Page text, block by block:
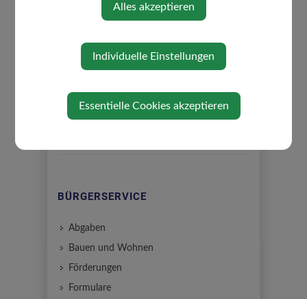
BÜRGERSERVICE
Abgaben
Bauen und Wohnen
Förderungen
Formulare
Alles akzeptieren
Individuelle Einstellungen
Essentielle Cookies akzeptieren